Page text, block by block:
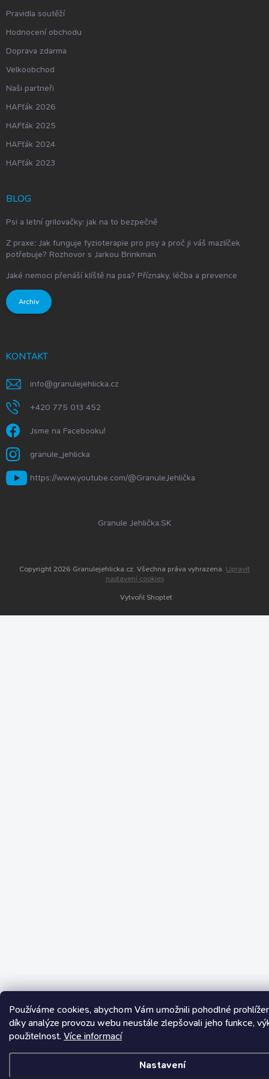
Používáme cookies, abychom Vám umožnili pohodlné
díky analýze provozu webu neustále zlepšovali jeho funkce,
použitelnost. Více informací
Nastavení
Pravidla soutěží
Hodnocení obchodu
Doprava zdarma
Velkoobchod
Naši partneři
HAFťák 2026
HAFťák 2025
HAFťák 2024
HAFťák 2023
BLOG
Psi a letní grilovačky: jak na to bezpečně
Z praxe: Jak funguje fyzioterapie pro psy a proč ji váš mazlíček
potřebuje? Rozhovor s Jarkou Brinkman
Jaké nemoci přenáší klíště na psa? Příznaky, léčba a prevence
Archiv
KONTAKT
info@granulejehlicka.cz
+420 775 013 452
Jsme na Facebooku!
granule_jehlicka
https://www.youtube.com/@GranuleJehlička
Granule Jehlička.SK
Vytvořil Shoptet
Copyright 2026 Granulejehlicka.cz. Všechna práva vyhrazena. Upravit
nastavení cookies